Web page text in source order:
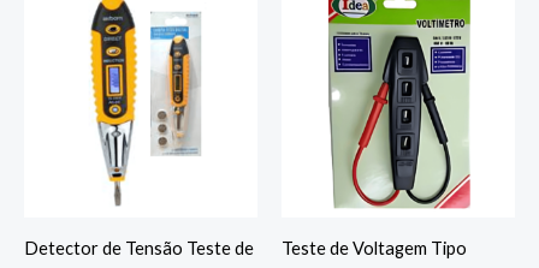
Detector de Tensão Teste de
Teste de Voltagem Tipo